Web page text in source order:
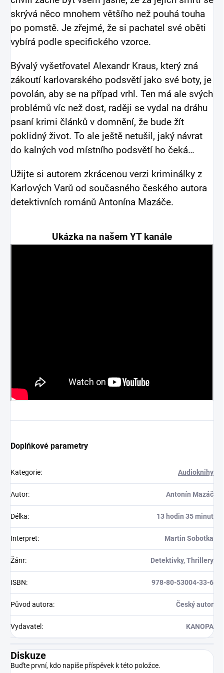
skrývá něco mnohem většího než pouhá touha
po pomstě. Je zřejmé, že si pachatel své oběti
vybírá podle specifického vzorce.
Bývalý vyšetřovatel Alexandr Kraus, který zná
zákoutí karlovarského podsvětí jako své boty, je
povolán, aby se na případ vrhl. Ten má ale svých
problémů víc než dost, raději se vydal na dráhu
psaní krimi článků v domnění, že bude žít
poklidný život. To ale ještě netušil, jaký návrat
do kalných vod místního podsvětí ho čeká…
Užijte si autorem zkrácenou verzi kriminálky z
Karlových Varů od současného českého autora
detektivních románů Antonína Mazáče.
Ukázka na našem YT kanále
Doplňkové parametry
Kategorie: Audioknihy
Autor: Antonín Mazáč
Délka: 13 hodin 35 minut
Interpret: Martin Sobotka
Žánr: Detektivky, Thrillery
ISBN: 978-80-53004-33-6
Původ autora: Český autor
Vydavatel : KANOPA
Diskuze
Buďte první, kdo napíše příspěvek k této položce.